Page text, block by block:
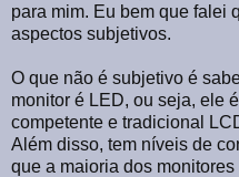
para mim. Eu bem que falei
aspectos subjetivos.
O que não é subjetivo é
monitor é LED, ou seja, ele
competente e tradicional
Além disso, tem níveis de
que a maioria dos